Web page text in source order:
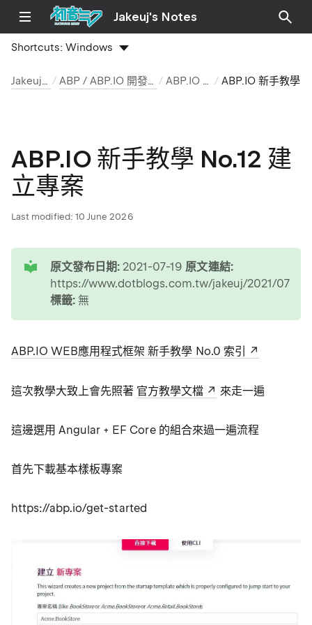
Jakeuj's Notes
Shortcuts:Windows
Jakeuj 筆記本 ABP / ABP.IO 開發環境與安裝筆記 ABP.IO 新手教學
ABP.IO 新手教學 No.12 建
立專案
Last modified: 10 June 2026
原文發布日期: 2021-07-19 原文連結:
https://www.dotblogs.com.tw/jakeuj/2021/07/19/
標籤: 無
ABP.IO WEB應用程式框架 新手教學 No.0 索引
這次教學大致上會先照著 官方教學文檔 來走一遍
這邊選用 Angular + EF Core 的組合來過一遍流程
首先下載基本樣板專案
https://abp.io/get-started